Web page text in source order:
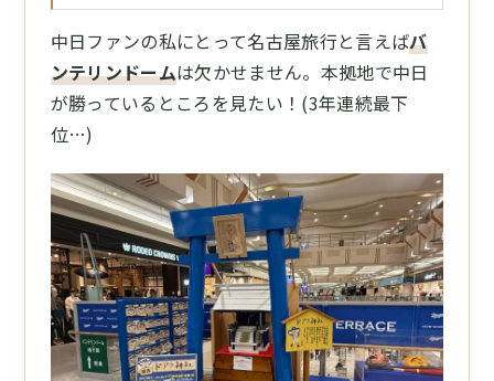
中日ファンの私にとって名古屋旅行と言えばバ
ンテリンドームは欠かせません。本拠地で中日
が勝っているところを見たい！(3年連続最下
位…)